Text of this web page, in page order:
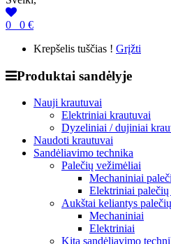
0 0 €
Krepšelis tuščias ! Grįžti
Produktai sandėlyje
Nauji krautuvai
Elektriniai krautuvai
Dyzeliniai / dujiniai
Naudoti krautuvai
Sandėliavimo technika
Palečių vežimėliai
Mechaniniai
Elektriniai
Aukštai keliantys
Mechaniniai
Elektriniai
Kita sandėliavimo